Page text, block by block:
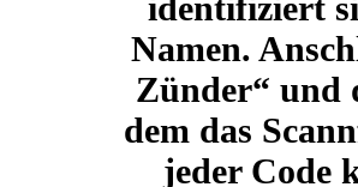
Namen.
Zünder“ und
dem das
jeder Code